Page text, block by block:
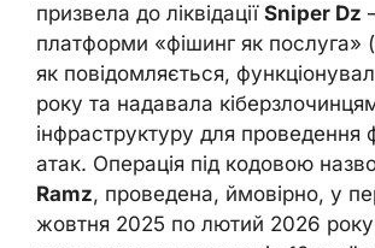
призвела до ліквідації Sniper Dz
платформи «фішинг як послуга»
як повідомляється,
року та надавала
інфраструктуру для проведення
атак. Операція під кодовою
Ramz, проведена, ймовірно, у
жовтня 2025 по лютий 2026